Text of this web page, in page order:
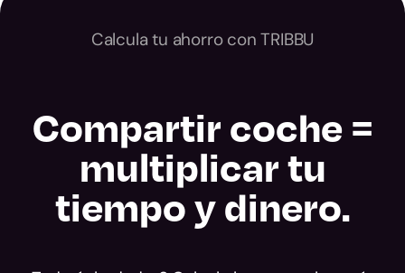
Calcula tu ahorro con TRIBBU
Compartir coche =
multiplicar tu
tiempo y dinero.